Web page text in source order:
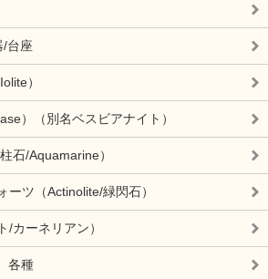
/台座
）
）（別名ベスビアナイト）
石/Aquamarine）
ーツ（Actinolite/緑閃石）
/カーネリアン）
各種